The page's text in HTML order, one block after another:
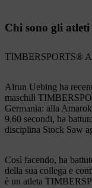
Chi sono gli
TIMBERSPORTS®
Alrun Uebing ha
maschili
Germania: alla
9,60 secondi, ha
disciplina Stock Saw
Così facendo, ha
della sua collega e
è un atleta